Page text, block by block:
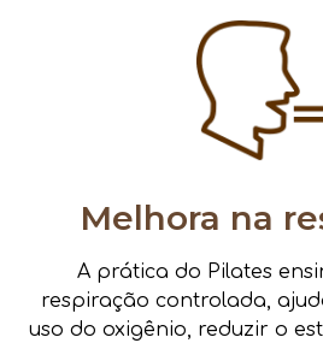
Melhora na
A prática do Pilates
respiração controlada,
uso do oxigênio, reduzir o